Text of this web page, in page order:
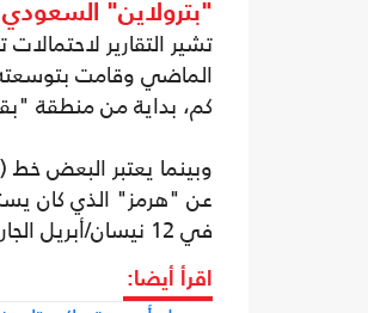
"بترولاين" السعودي
تشير التقارير
كم، بداية من منطقة "بقيق"، ليعبر
وبينما يعتبر البعض خط
في 12 نيسان/أبريل الجاري تصل 7 ملايين برميل يوميا، وقد لا تكفى لنقل إنتاج باقي دول الخليج العربي.
اقرأ أيضا: